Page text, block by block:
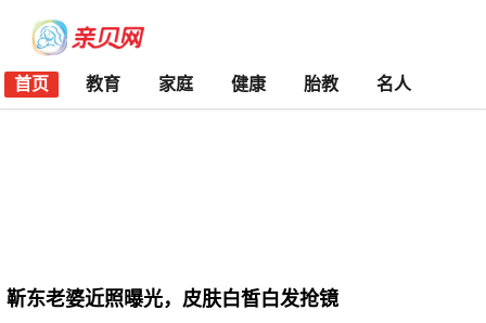
首页 教育 家庭 健康 胎教 名人
靳东老婆近照曝光，皮肤白皙白发抢镜